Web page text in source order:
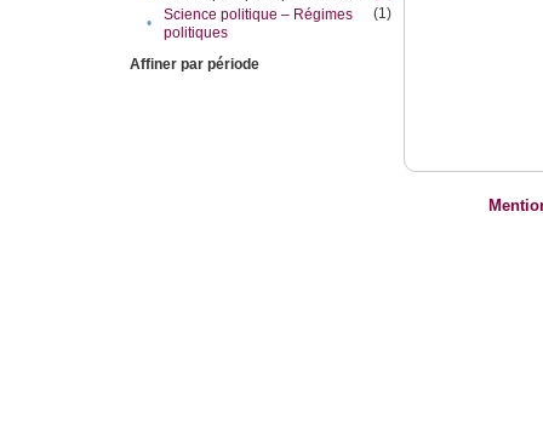
•
Science politique – Régimes
politiques
(1)
Affiner par période